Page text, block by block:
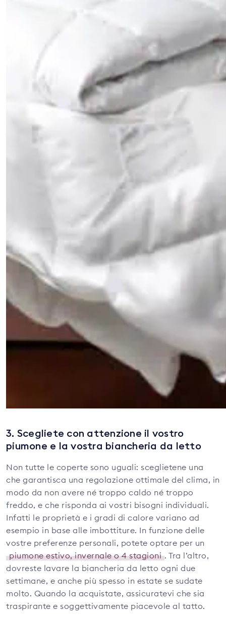
3. Scegliete con attenzione il vostro
piumone e la vostra biancheria da letto
Non tutte le coperte sono uguali: sceglietene una
che garantisca una regolazione ottimale del clima, in
modo da non avere né troppo caldo né troppo
freddo, e che risponda ai vostri bisogni individuali.
Infatti le proprietà e i gradi di calore variano ad
esempio in base alle imbottiture. In funzione delle
vostre preferenze personali, potete optare per un
piumone estivo, invernale o 4 stagioni . Tra l’altro,
dovreste lavare la biancheria da letto ogni due
settimane, e anche più spesso in estate se sudate
molto. Quando la acquistate, assicuratevi che sia
traspirante e soggettivamente piacevole al tatto.